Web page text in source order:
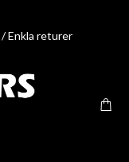
Enkla returer